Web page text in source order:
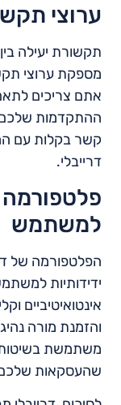
ערוצי
תקשורת יעילה
מספקת ערוצי
אתם צריכים
ההתקדמות שלכם
קשר בקלות עם
דרייבלי.
פלטפורמה
למשתמש
הפלטפורמה של
ידידותיות
אינטואיטיביים
והזמנת מורה
משתמשת
שהעסקאות